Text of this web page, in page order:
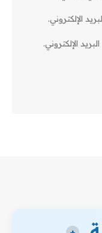
الإلكتروني.
الإلكتروني.